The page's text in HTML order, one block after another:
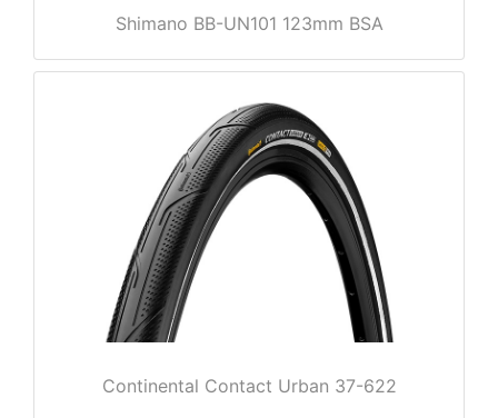
Shimano BB-UN101 123mm BSA
Continental Contact Urban 37-622